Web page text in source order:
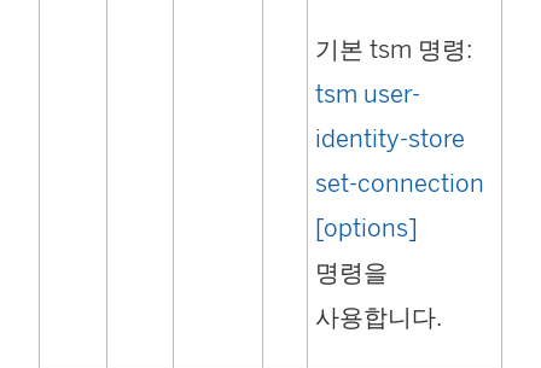
기본 tsm 명령:
tsm user-
identity-store
set-connection
[options]
명령을
사용합니다.